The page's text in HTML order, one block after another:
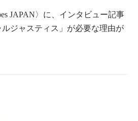
JAPAN〉に、インタビュー記事
ジャスティス」が必要な理由が